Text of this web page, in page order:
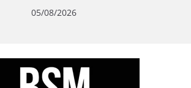
05/08/2026